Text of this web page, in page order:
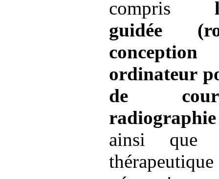
compris
guidée
ordinateur
de
ainsi que